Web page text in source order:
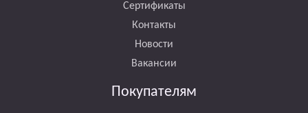
Сертификаты
Контакты
Новости
Вакансии
Покупателям